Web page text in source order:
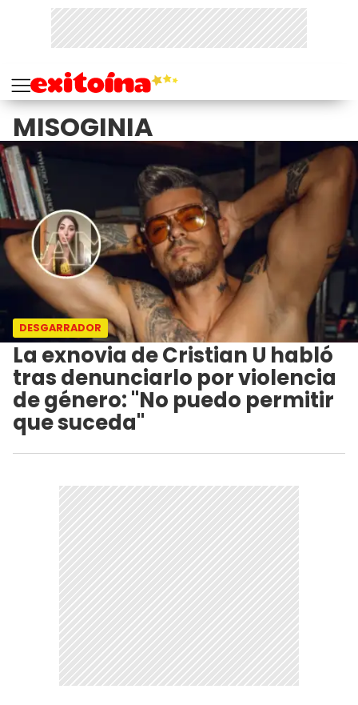
MISOGINIA
DESGARRADOR
La exnovia de Cristian U habló
tras denunciarlo por violencia
de género: "No puedo permitir
que suceda"